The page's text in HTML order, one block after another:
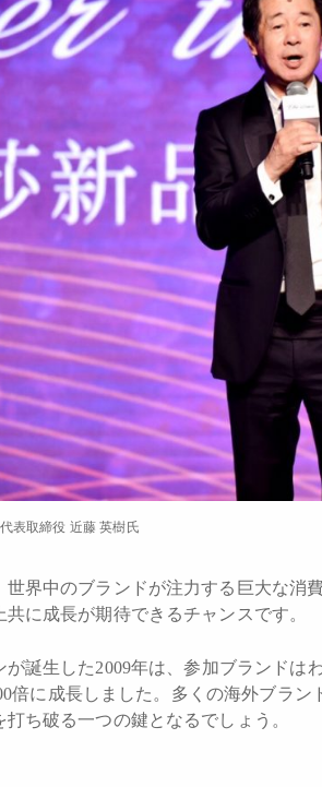
表取締役 近藤 英樹氏
世界中のブランドが注力する巨大な消
に成長が期待できるチャンスです。
が誕生した2009年は、参加ブランドは
倍に成長しました。多くの海外ブラ
ち破る一つの鍵となるでしょう。